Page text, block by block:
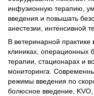
инфузионную терапию,
введения и повышать
анестезии, интенсивной
В ветеринарной практике
клиниках, операционных
терапии, стационарах и
мониторинга.
режимы введения по
болюсное введение,